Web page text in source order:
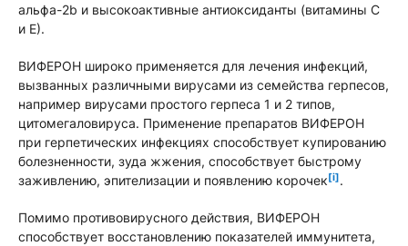
альфа-2b и высокоактивные антиоксиданты (витамины С
и Е).
ВИФЕРОН широко применяется для лечения инфекций,
вызванных различными вирусами из семейства герпесов,
например вирусами простого герпеса 1 и 2 типов,
цитомегаловируса. Применение препаратов ВИФЕРОН
при герпетических инфекциях способствует купированию
болезненности, зуда жжения, способствует быстрому
заживлению, эпителизации и появлению корочек[i].
Помимо противовирусного действия, ВИФЕРОН
способствует восстановлению показателей иммунитета,